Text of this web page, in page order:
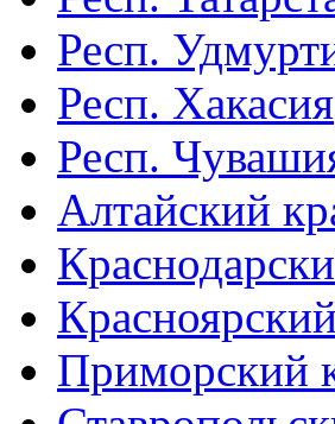
Респ.
Респ. Хакасия
Респ.
Алтайский
Приморский